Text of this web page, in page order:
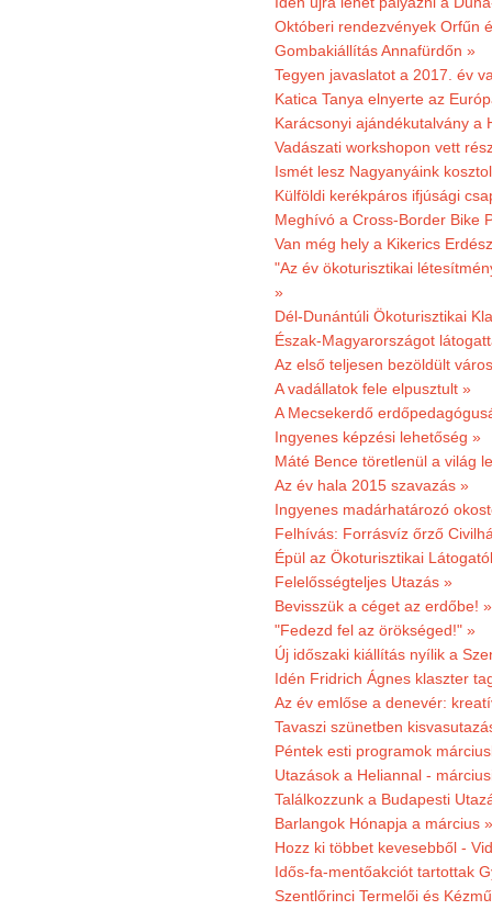
Októberi rendezvények Orfűn
Gombakiállítás Annafürdőn »
Tegyen javaslatot a 2017. év
Katica Tanya elnyerte az
Karácsonyi ajándékutalvány a
Vadászati workshopon vett
Ismét lesz Nagyanyáink
Külföldi kerékpáros ifjúsági
Meghívó a Cross-Border Bike
Van még hely a Kikerics
"Az év ökoturisztikai
»
Dél-Dunántúli Ökoturisztikai
Észak-Magyarországot
Az első teljesen bezöldült
A vadállatok fele elpusztult »
A Mecsekerdő
Ingyenes képzési lehetőség »
Máté Bence töretlenül a világ
Az év hala 2015 szavazás »
Ingyenes madárhatározó
Felhívás: Forrásvíz őrző
Épül az Ökoturisztikai
Felelősségteljes Utazás »
Bevisszük a céget az erdőbe! »
"Fedezd fel az örökséged!" »
Új időszaki kiállítás nyílik a
Idén Fridrich Ágnes klaszter
Az év emlőse a denevér:
Tavaszi szünetben
Péntek esti programok
Utazások a Heliannal -
Találkozzunk a Budapesti
Barlangok Hónapja a március »
Hozz ki többet kevesebből -
Idős-fa-mentőakciót tartottak
Szentlőrinci Termelői és